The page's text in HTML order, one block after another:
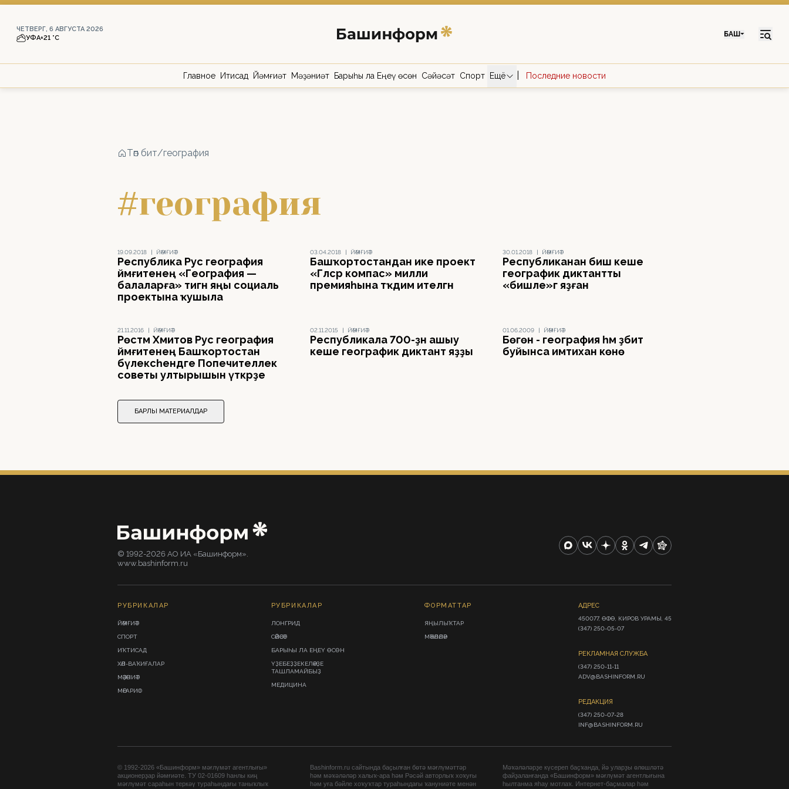
ЧЕТВЕРГ, 6 АВГУСТА 2026
УФА+21 °С БАШ
Главное Иҡтисад Йәмғиәт Мәҙәниәт Барыһы ла Еңеү өсөн Сәйәсәт Спорт Ещё Последние новости
Төп бит/география
#география
19.09.2018 | ЙӘМҒИӘТ
Республика Рус география
йәмғиәтенең «География —
балаларға» тигән яңы социаль
проектына ҡушыла
03.04.2018 | ЙӘМҒИӘТ
Башҡортостандан ике проект
«Гәлсәр компас» милли
премияһына тәҡдим ителгән
30.01.2018 | ЙӘМҒИӘТ
Республиканан биш кеше
географик диктантты
«бишле»гә яҙған
21.11.2016 | ЙӘМҒИӘТ
Рөстәм Хәмитов Рус география
йәмғиәтенең Башҡортостан
бүлексәһендәге Попечителлек
советы ултырышын үткәрҙе
02.11.2015 | ЙӘМҒИӘТ
Республикала 700-ҙән ашыу
кеше географик диктант яҙҙы
01.06.2009 | ЙӘМҒИӘТ
Бөгөн - география һәм әҙәбиәт
буйынса имтихан көнө
БАРЛЫҠ МАТЕРИАЛДАР
© 1992-2026 АО ИА «Башинформ».
www.bashinform.ru
РУБРИКАЛАР
ЙӘМҒИӘТ
СПОРТ
ИҠТИСАД
ХӘЛ-ВАҠИҒАЛАР
МӘҘӘНИӘТ
МӘҒАРИФ
РУБРИКАЛАР
ЛОНГРИД
СӘЙӘСӘТ
БАРЫҺЫ ЛА ЕҢЕҮ ӨСӨН
ҮҘЕБЕҘҘЕКЕЛӘРҘЕ
ТАШЛАМАЙБЫҘ
МЕДИЦИНА
ФОРМАТТАР
ЯҢЫЛЫҠТАР
МӘҠӘЛӘЛӘР
АДРЕС
450077, ӨФӨ, КИРОВ УРАМЫ, 45
(347) 250-05-07
РЕКЛАМНАЯ СЛУЖБА
(347) 250-11-11
ADV@BASHINFORM.RU
РЕДАКЦИЯ
(347) 250-07-28
INF@BASHINFORM.RU
© 1992-2026 «Башинформ» мәғлүмәт агентлығы»
акционерҙар йәмғиәте. ТУ 02-01609 һанлы киң
мәғлүмәт сараһын теркәү тураһындағы таныҡлыҡ
Bashinform.ru сайтында баҫылған бөтә мәғлүмәттәр
һәм мәҡәләләр халыҡ-ара һәм Рәсәй авторлыҡ хоҡуғы
һәм уға бәйле хоҡуҡтар тураһындағы ҡануниәте менән
Мәҡәләләрҙе күсереп баҫҡанда, йә уларҙы өлөшләтә
файҙаланғанда «Башинформ» мәғлүмәт агентлығына
һылтанма яһау мотлаҡ. Интернет-баҫмалар һәм